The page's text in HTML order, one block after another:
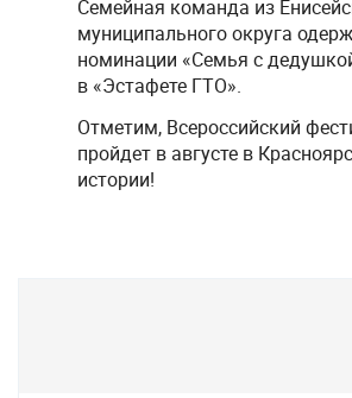
Семейная команда из
муниципального округа
номинации «Семья с
в «Эстафете ГТО».
Отметим, Всероссийский
пройдет в августе в
истории!